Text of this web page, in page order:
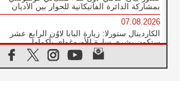
بمشاركة الدائرة الفاتيكانية للحوار بين الأديان
07.08.2026
الكاردينال ستورلا: زيارة البابا لاوُن الرابع عشر
ستكون بشرى سارة للأوروغواي بأكملها
الفاتيكان يعلن برنامج الزيارة الرسولية للبابا لاوُن